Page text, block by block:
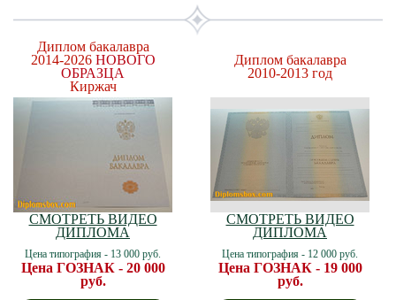
Диплом бакалавра
2014-2026 НОВОГО
ОБРАЗЦА
Киржач
СМОТРЕТЬ ВИДЕО
ДИПЛОМА
Цена типография - 13 000 руб.
Цена ГОЗНАК - 20 000
руб.
Диплом бакалавра
2010-2013 год
СМОТРЕТЬ ВИДЕО
ДИПЛОМА
Цена типография - 12 000 руб.
Цена ГОЗНАК - 19 000
руб.